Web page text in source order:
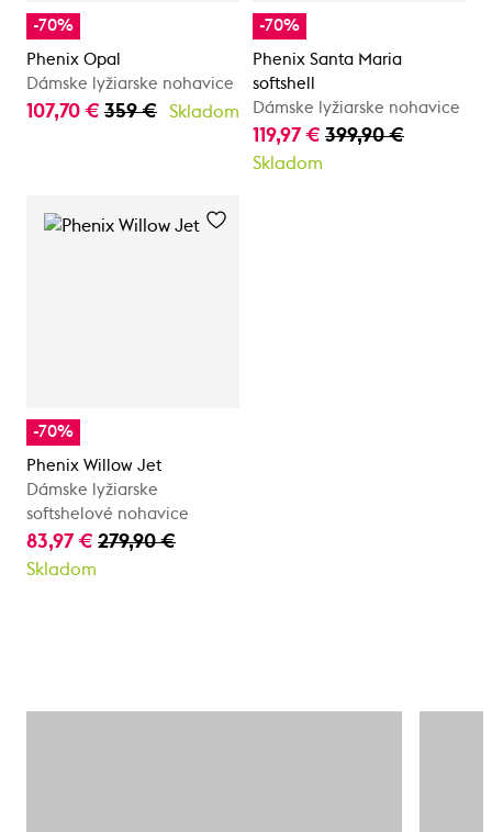
-70%
Phenix Opal
Dámske lyžiarske nohavice
107,70 € 359 € Skladom
-70%
Phenix Santa Maria
softshell
Dámske lyžiarske nohavice
119,97 € 399,90 €
Skladom
-70%
Phenix Willow Jet
Dámske lyžiarske
softshelové nohavice
83,97 € 279,90 €
Skladom